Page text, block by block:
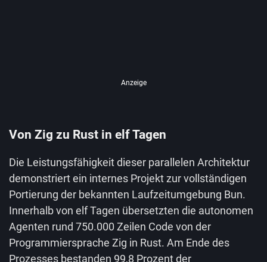
Anzeige
Von Zig zu Rust in elf Tagen
Die Leistungsfähigkeit dieser parallelen Architektur
demonstriert ein internes Projekt zur vollständigen
Portierung der bekannten Laufzeitumgebung Bun.
Innerhalb von elf Tagen übersetzten die autonomen
Agenten rund 750.000 Zeilen Code von der
Programmiersprache Zig in Rust. Am Ende des
Prozesses bestanden 99,8 Prozent der